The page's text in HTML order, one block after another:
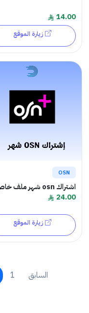
14.00
زيارة الموقع
OSN
اشتراك osn شهر ملف خاص
24.00
زيارة الموقع
السابق 1